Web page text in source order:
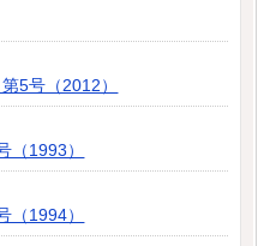
5号（2012）
1993）
1994）